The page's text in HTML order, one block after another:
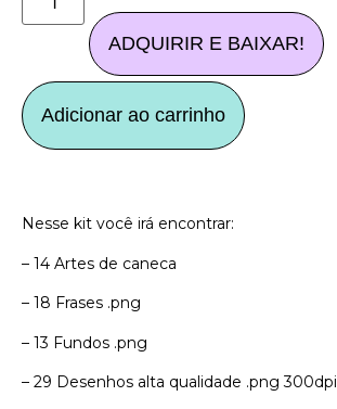
ADQUIRIR E BAIXAR!
Adicionar ao carrinho
Nesse kit você irá encontrar:
– 14 Artes de caneca
– 18 Frases .png
– 13 Fundos .png
– 29 Desenhos alta qualidade .png 300dpi